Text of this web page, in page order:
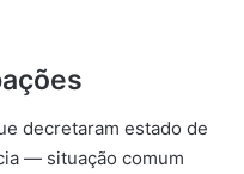
decretaram estado de
— situação comum